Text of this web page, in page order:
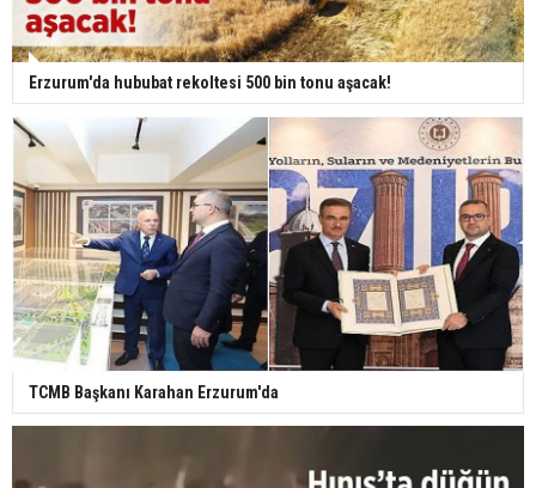
Erzurum'da hububat rekoltesi 500 bin tonu aşacak!
TCMB Başkanı Karahan Erzurum'da